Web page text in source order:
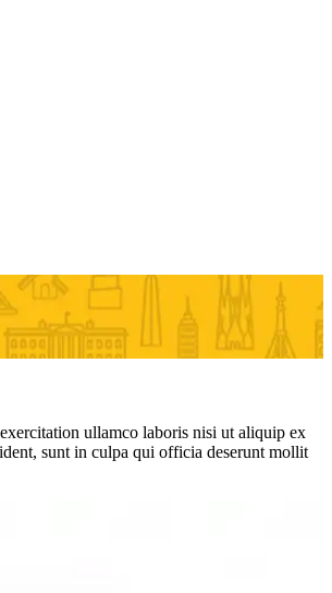
ullamco laboris nisi ut aliquip ex
sunt in culpa qui officia deserunt mollit